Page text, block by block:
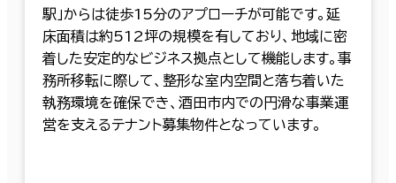
駅」からは徒歩15分のアプローチが可能です。延
床面積は約512坪の規模を有しており、地域に密
着した安定的なビジネス拠点として機能します。事
務所移転に際して、整形な室内空間と落ち着いた
執務環境を確保でき、酒田市内での円滑な事業運
営を支えるテナント募集物件となっています。